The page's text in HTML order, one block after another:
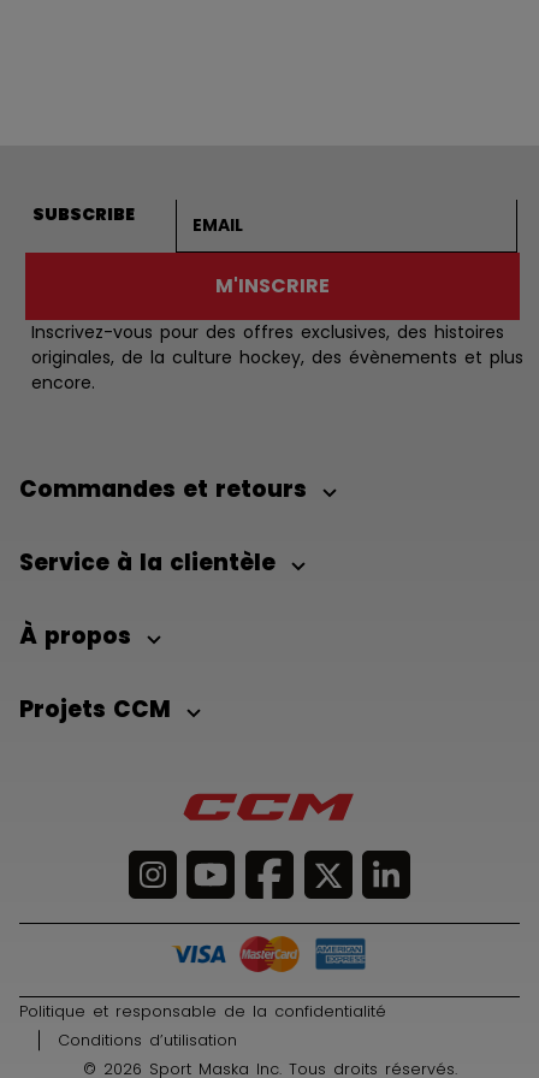
SUBSCRIBE
M'INSCRIRE
Inscrivez-vous pour des offres exclusives, des histoires
originales, de la culture hockey, des évènements et plus
encore.
Commandes et retours
Service à la clientèle
À propos
Projets CCM
© 2026 Sport Maska Inc. Tous droits réservés.
Politique et responsable de la confidentialité
Conditions d’utilisation